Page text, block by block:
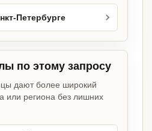
Петербурге
по этому запросу
дают более широкий
или региона без лишних